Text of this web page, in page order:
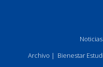
Noticias
Archivo | Bienestar